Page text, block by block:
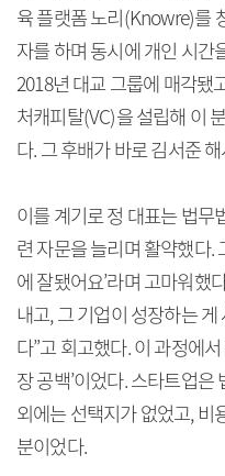
육 플랫폼 노리(Knowre)를
자를 하며 동시에 개인 시간
2018년 대교 그룹에 매각됐
처캐피탈(VC)을 설립해 이
다. 그 후배가 바로 김서준
이를 계기로 정 대표는 법무
련 자문을 늘리며 활약했다.
에 잘됐어요’라며 고마워했
내고, 그 기업이 성장하는
다”고 회고했다. 이 과정에
장 공백’이었다. 스타트업
외에는 선택지가 없었고, 비
분이었다.